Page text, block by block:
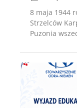
8 maja 1944
Strzelców
Puzonia
Posted
on